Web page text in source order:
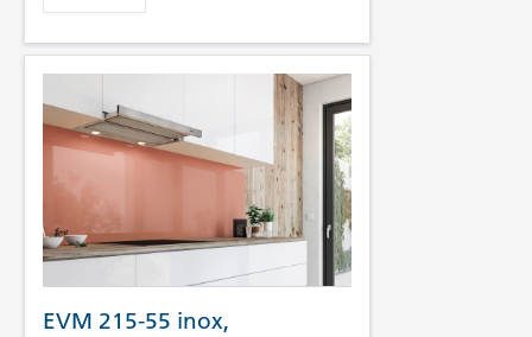
EVM 215-55 inox,